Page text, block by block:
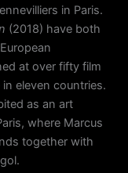
in Paris.
(2018) have both
at over fifty film
eleven countries.
as an art
where Marcus
together with